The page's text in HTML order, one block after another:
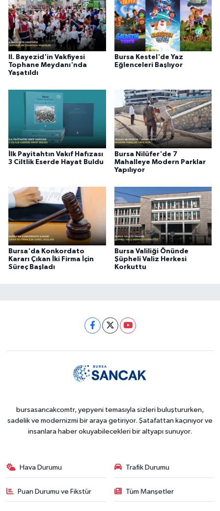
II. Bayezid'in Vakfiyesi
Tophane Meydanı'nda
Yaşatıldı
Bursa Kestel'de Yaz
Eğlenceleri Başlıyor
İlk Payitahtın Vakıf Hafızası
3 Ciltlik Eserde Hayat Buldu
Bursa Nilüfer'de 7
Mahalleye Modern Parklar
Yapılıyor
Bursa'da Konkordato
Kararı Çıkan İki Firma İçin
Süreç Başladı
Bursa Valiliği Önünde
Şüpheli Valiz Herkesi
Korkuttu
bursasancakcomtr, yepyeni temasıyla sizleri buluştururken,
sadelik ve modernizmi bir araya getiriyor. Şatafattan kaçınıyor ve
insanlara haber okuyabilecekleri bir altyapı sunuyor.
Hava Durumu Trafik Durumu
Puan Durumu ve Fikstür Tüm Manşetler